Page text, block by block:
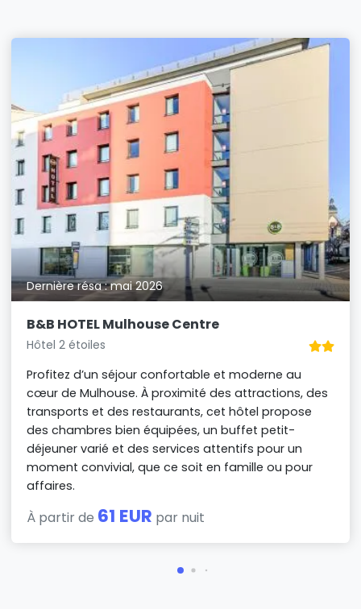
Dernière résa : mai 2026
B&B HOTEL Mulhouse Centre
Hôtel 2 étoiles
Profitez d’un séjour confortable et moderne au
cœur de Mulhouse. À proximité des attractions, des
transports et des restaurants, cet hôtel propose
des chambres bien équipées, un buffet petit-
déjeuner varié et des services attentifs pour un
moment convivial, que ce soit en famille ou pour
affaires.
À partir de 61 EUR par nuit